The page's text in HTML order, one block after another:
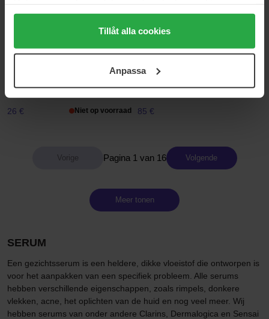
Genom att trycka på "Tillåt alla cookies" accepterar du
alla cookies, medan du under "Detaljer" kan anpassa
användningen av cookies. Du kan när som helst återkalla
samt vår Integritetspolicy.
Tillåt alla cookies
Anpassa
60 ml
Niet op voorraad 104 €
Normale prijs 156 €
26 € Niet op voorraad
Exuviance
85 €
Pagina 1 van 16 Volgende
Meer tonen
SERUM
Een gezichtsserum is een heldere, dikke vloeistof die ontworpen is
voor het aanpakken van een specifiek probleem. Alle serums
hebben verschillende eigenschappen, zoals rimpels, donkere
vlekken, acne, het oplichten van de huid en nog veel meer. Wij
hebben serums van onder andere Clarins, Dermalogica en Sensai